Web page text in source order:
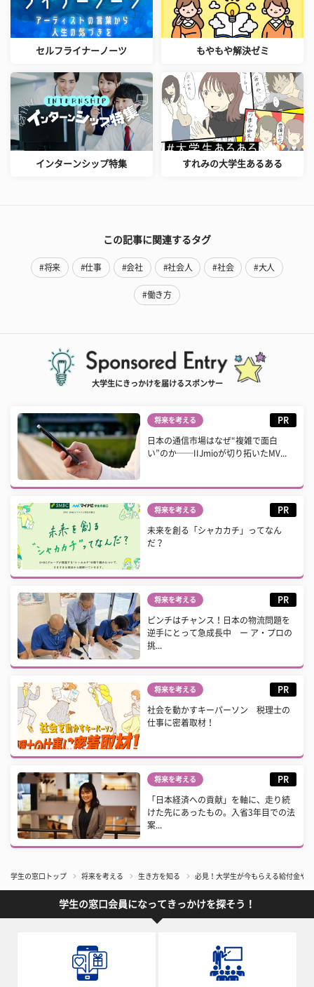
セルフライナーノーツ もやもや解決ゼミ
インターンシップ特集 すれみの大学生あるある
この記事に関連するタグ
#将来 #仕事 #会社 #社会人 #社会 #大人
#働き方
大学生にきっかけを届けるスポンサー
将来を考える PR
日本の通信市場はなぜ“複雑で面白
い”のか──IIJmioが切り拓いたMV...
将来を考える PR
未来を創る「シャカカチ」ってなん
だ？
将来を考える PR
ピンチはチャンス！日本の物流問題を
逆手にとって急成長中 ー ア・プロの
挑...
将来を考える PR
社会を動かすキーパーソン 税理士の
仕事に密着取材！
将来を考える PR
「日本経済への貢献」を軸に、走り続
けた先にあったもの。入省3年目での法
案...
学生の窓口トップ 将来を考える 生き方を知る 必見！大学生が今もらえる給付金や
学生の窓口会員になってきっかけを探そう！